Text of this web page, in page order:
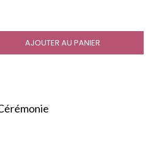
AJOUTER AU PANIER